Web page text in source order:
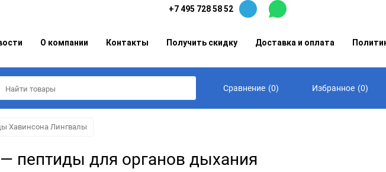
+7 495 728 58 52
О компании Контакты Получить скидку Доставка и оплата
Сравнение (0) Избранное (0)
Хавинсона Лингвалы
пептиды для органов дыхания